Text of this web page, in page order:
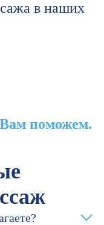
в наших
поможем.